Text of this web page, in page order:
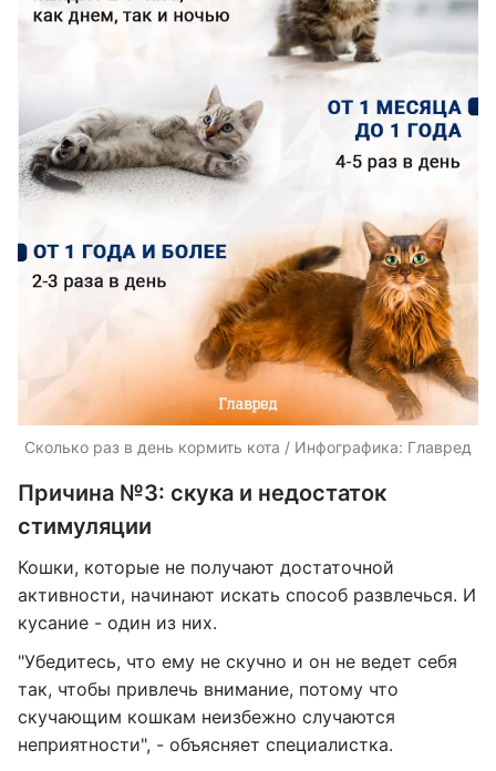
Сколько раз в день кормить кота / Инфографика: Главред
Причина №3: скука и недостаток
стимуляции
Кошки, которые не получают достаточной
активности, начинают искать способ развлечься. И
кусание - один из них.
"Убедитесь, что ему не скучно и он не ведет себя
так, чтобы привлечь внимание, потому что
скучающим кошкам неизбежно случаются
неприятности", - объясняет специалистка.